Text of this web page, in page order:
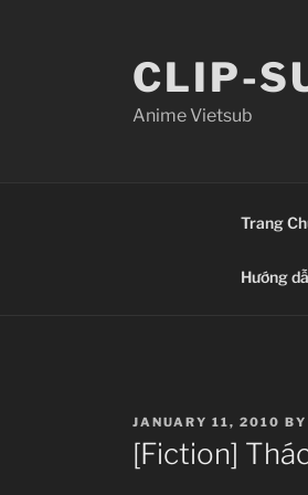
CLIP-
Anime Vietsub
Trang
Hướng
POSTED
ON
JANUARY 11, 2010 BY
[Fiction]